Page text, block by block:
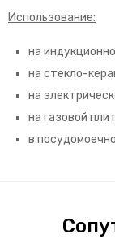
Использование:
на
на стекло-
на
на газовой
в